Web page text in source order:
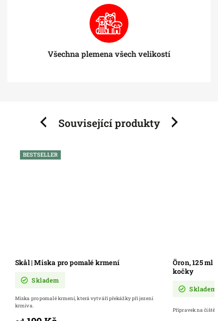
Všechna plemena všech velikostí
Související produkty
Previous
při jezení
Öron, 125 ml | Přírodní péče o uši pro psy a
Next